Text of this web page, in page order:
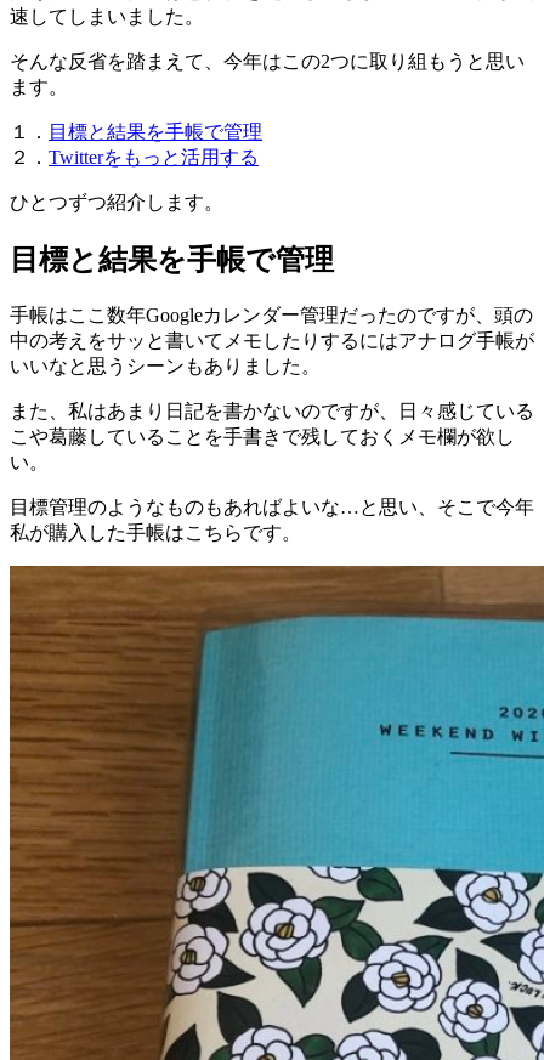
速してしまいました。
そんな反省を踏まえて、今年はこの2つに取り組もうと思い
ます。
１． 目標と結果を手帳で管理
２． Twitterをもっと活用する
ひとつずつ紹介します。
目標と結果を手帳で管理
手帳はここ数年Googleカレンダー管理だったのですが、頭の
中の考えをサッと書いてメモしたりするにはアナログ手帳が
いいなと思うシーンもありました。
また、私はあまり日記を書かないのですが、日々感じている
こや葛藤していることを手書きで残しておくメモ欄が欲し
い。
目標管理のようなものもあればよいな…と思い、そこで今年
私が購入した手帳はこちらです。